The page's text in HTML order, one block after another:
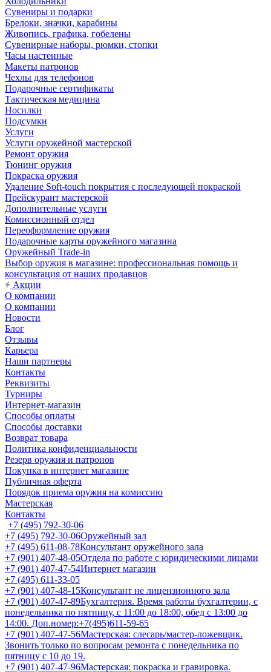
Сувениры и подарки
Брелоки, значки, карабины
Живопись, графика, гобелены
Сувенирные наборы, рюмки, стопки
Часы настенные
Макеты патронов
Чехлы для телефонов
Подарочные сертификаты
Тактическая медицина
Носилки
Подсумки
Услуги
Услуги оружейной мастерской
Ремонт оружия
Тюнинг оружия
Покраска оружия
Удаление Soft-touch покрытия с последующей покраской
Прейскурант мастерской
Дополнительные услуги
Комиссионный отдел
Переоформление оружия
Подарочные карты оружейного магазина
Оружейный Trade-in
Выбор оружия в магазине: профессиональная помощь и
консультация от наших продавцов
Акции
О компании
О компании
Новости
Блог
Отзывы
Карьера
Наши партнеры
Контакты
Реквизиты
Турниры
Интернет-магазин
Способы оплаты
Способы доставки
Возврат товара
Политика конфиденциальности
Резерв оружия и патронов
Покупка в интернет магазине
Публичная оферта
Порядок приема оружия на комиссию
Мастерская
Контакты
+7 (495) 792-30-06
+7 (495) 792-30-06Оружейный зал
+7 (495) 611-08-78Консультант оружейного зала
+7 (901) 407-48-05Отдела по работе с юридическими лицами
+7 (901) 407-47-54Интернет магазин
+7 (495) 611-33-05
+7 (901) 407-48-15Консультант не лицензионного зала
+7 (901) 407-47-89Бухгалтерия. Время работы бухгалтерии, с
понедельника по пятницу, с 11:00 до 18:00, обед с 13:00 до
14:00. Доп.номер:+7(495)611-59-65
+7 (901) 407-47-56Мастерская: слесарь/мастер-ложевщик.
Звонить только по вопросам ремонта с понедельника по
пятницу с 10 до 19.
+7 (901) 407-47-96Мастерская: покраска и гравировка.